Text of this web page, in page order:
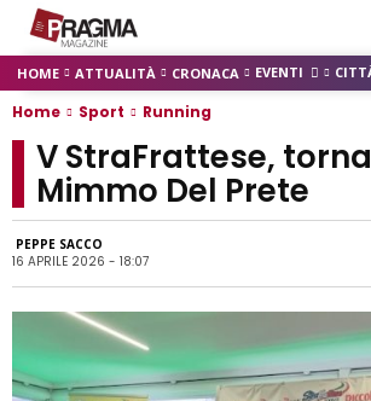
HOME ATTUALITÀ CRONACA EVENTI
Home Sport Running
V StraFrattese,
Mimmo Del Prete
PEPPE SACCO
16 APRILE 2026 - 18:07